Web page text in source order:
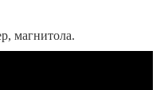
магнитола.